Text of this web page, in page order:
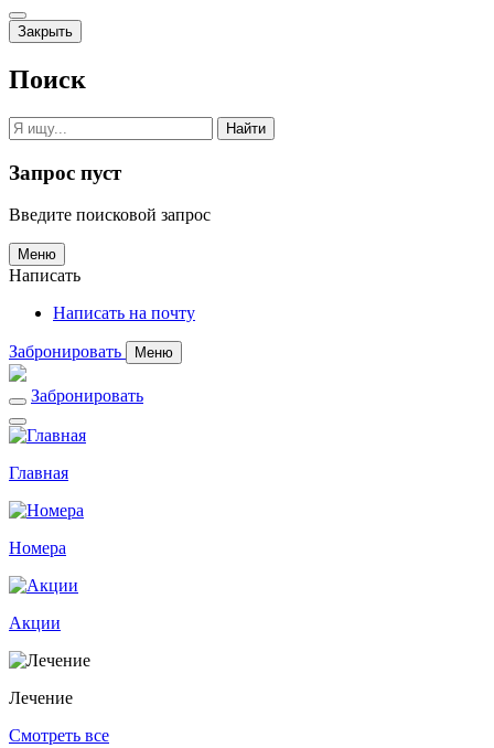
Закрыть
Поиск
Найти
Запрос пуст
Введите поисковой запрос
Меню
Написать
Написать на почту
Забронировать Меню
Забронировать
Главная
Номера
Акции
Лечение
Смотреть все